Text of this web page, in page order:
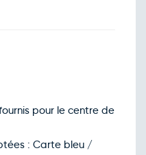
pour le centre de
: Carte bleu /